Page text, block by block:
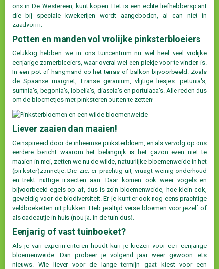
ons in De Westereen, kunt kopen. Het is een echte liefhebbersplant
die bij speciale kwekerijen wordt aangeboden, al dan niet in
zaadvorm.
Potten en manden vol vrolijke pinksterbloeiers
Gelukkig hebben we in ons tuincentrum nu wel heel veel vrolijke
eenjarige zomerbloeiers, waar overal wel een plekje voor te vinden is.
In een pot of hangmand op het terras of balkon bijvoorbeeld. Zoals
de Spaanse margriet, Franse geranium, vlijtige liesjes, petunia's,
surfinia's, begonia's, lobelia's, diascia's en portulaca's. Alle reden dus
om de bloemetjes met pinksteren buiten te zetten!
Liever zaaien dan maaien!
Geïnspireerd door de inheemse pinksterbloem, en als vervolg op ons
eerdere bericht waarom het belangrijk is het gazon even niet te
maaien in mei, zetten we nu de wilde, natuurlijke bloemenweide in het
(pinkster)zonnetje. Die ziet er prachtig uit, vraagt weinig onderhoud
en trekt nuttige insecten aan. Daar komen ook weer vogels en
bijvoorbeeld egels op af, dus is zo'n bloemenweide, hoe klein ook,
geweldig voor de biodiversiteit. En je kunt er ook nog eens prachtige
veldboeketten uit plukken. Heb je altijd verse bloemen voor jezelf of
als cadeautje in huis (nou ja, in de tuin dus).
Eenjarig of vast tuinboeket?
Als je van experimenteren houdt kun je kiezen voor een eenjarige
bloemenweide. Dan probeer je volgend jaar weer gewoon iets
nieuws. Wie liever voor de lange termijn gaat kiest voor een